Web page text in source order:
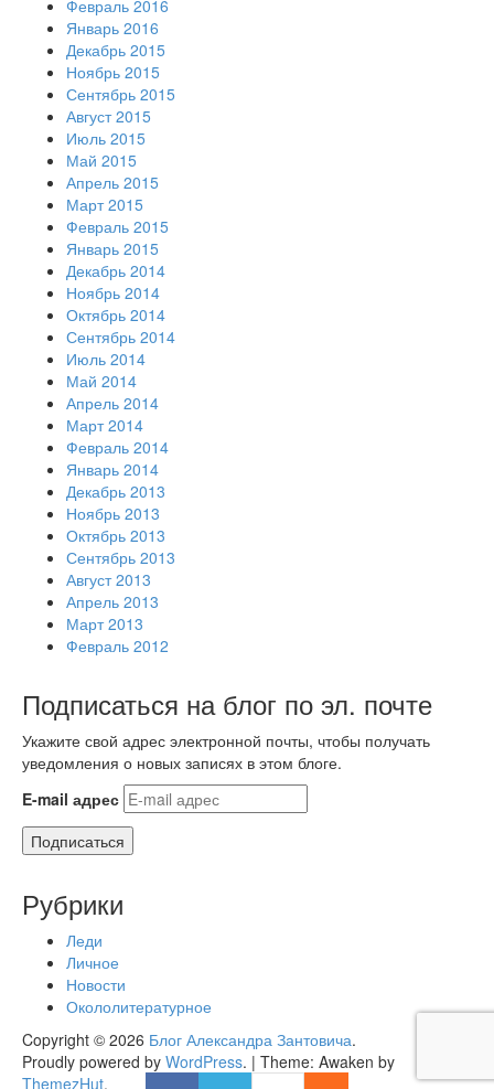
Февраль 2016
Январь 2016
Декабрь 2015
Ноябрь 2015
Сентябрь 2015
Август 2015
Июль 2015
Май 2015
Апрель 2015
Март 2015
Февраль 2015
Январь 2015
Декабрь 2014
Ноябрь 2014
Октябрь 2014
Сентябрь 2014
Июль 2014
Май 2014
Апрель 2014
Март 2014
Февраль 2014
Январь 2014
Декабрь 2013
Ноябрь 2013
Октябрь 2013
Сентябрь 2013
Август 2013
Апрель 2013
Март 2013
Февраль 2012
Подписаться на блог по эл. почте
Укажите свой адрес электронной почты, чтобы получать
уведомления о новых записях в этом блоге.
E-mail адрес
Подписаться
Рубрики
Леди
Личное
Новости
Окололитературное
Copyright © 2026 Блог Александра Зантовича.
Proudly powered by WordPress. | Theme: Awaken by
ThemezHut.